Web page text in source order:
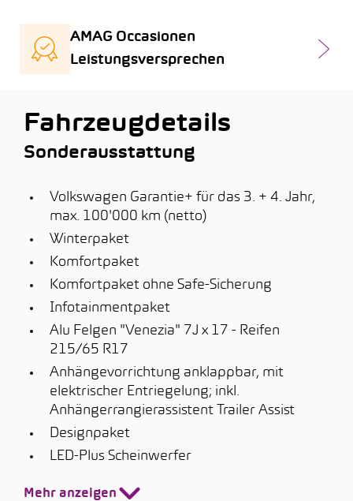
AMAG Occasionen
Leistungsversprechen
Fahrzeugdetails
Sonderausstattung
Volkswagen Garantie+ für das 3. + 4. Jahr,
max. 100'000 km (netto)
Winterpaket
Komfortpaket
Komfortpaket ohne Safe-Sicherung
Infotainmentpaket
Alu Felgen "Venezia" 7J x 17 - Reifen
215/65 R17
Anhängevorrichtung anklappbar, mit
elektrischer Entriegelung; inkl.
Anhängerrangierassistent Trailer Assist
Designpaket
LED-Plus Scheinwerfer
Mehr anzeigen